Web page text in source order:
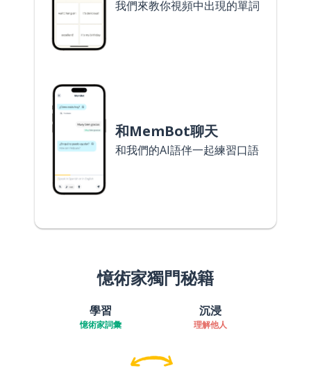
我們來教你視頻中出現的單詞
和MemBot聊天
和我們的AI語伴一起練習口語
憶術家獨門秘籍
學習
憶術家詞彙
沉浸
理解他人